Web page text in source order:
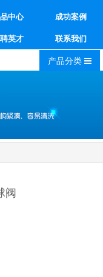
中心
成功案例
英才 联系我们
产品分类
阀